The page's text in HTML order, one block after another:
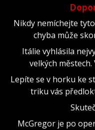
Nikdy nemíchejte
chyba může
Itálie vyhlásila
velkých
Lepíte se v horku ke
triku vás
McGregor je po